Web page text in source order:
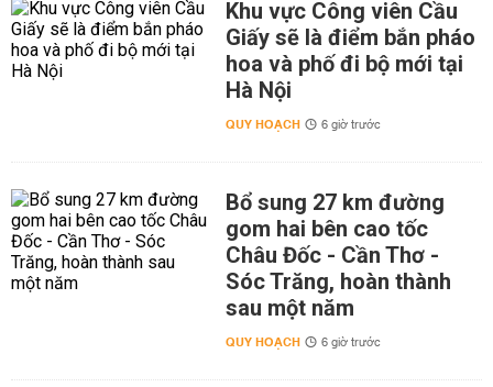
Khu vực Công viên Cầu
Giấy sẽ là điểm bắn pháo
hoa và phố đi bộ mới tại
Hà Nội
QUY HOẠCH 6 giờ trước
Bổ sung 27 km đường
gom hai bên cao tốc
Châu Đốc - Cần Thơ -
Sóc Trăng, hoàn thành
sau một năm
QUY HOẠCH 6 giờ trước